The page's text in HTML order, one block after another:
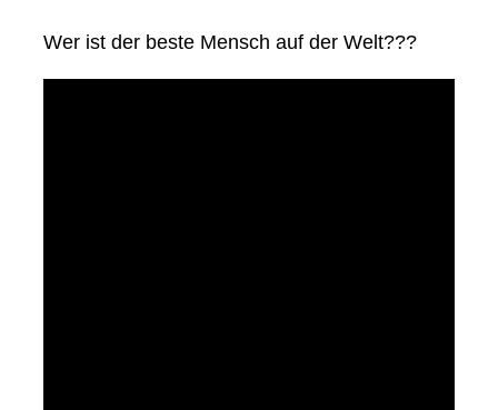
Wer ist der beste Mensch auf der Welt???